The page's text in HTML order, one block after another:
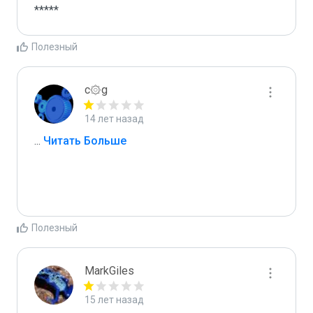
*****
Полезный
c۞g
14 лет назад
... Читать Больше
Полезный
MarkGiles
15 лет назад